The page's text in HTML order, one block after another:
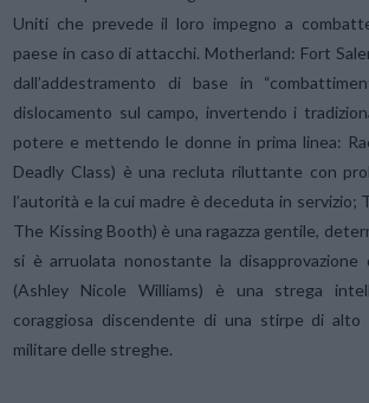
Uniti che prevede il loro impegno a
paese in caso di attacchi. Motherland: Fort
dall’addestramento di base in
dislocamento sul campo, invertendo i
potere e mettendo le donne in prima linea:
Deadly Class) è una recluta riluttante con
l’autorità e la cui madre è deceduta in servizio;
The Kissing Booth) è una ragazza gentile,
si è arruolata nonostante la disapprovazione
(Ashley Nicole Williams) è una strega
coraggiosa discendente di una stirpe di alto
militare delle streghe.